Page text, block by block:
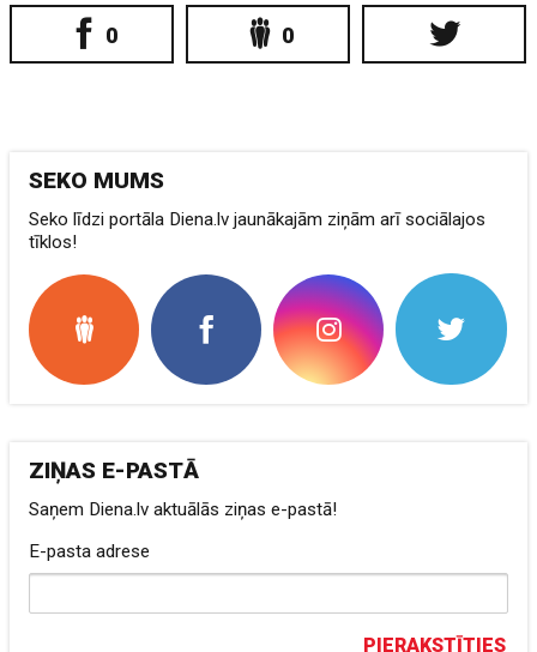
0 0
SEKO MUMS
Seko līdzi portāla Diena.lv jaunākajām ziņām arī sociālajos
tīklos!
ZIŅAS E-PASTĀ
Saņem Diena.lv aktuālās ziņas e-pastā!
E-pasta adrese
PIERAKSTĪTIES